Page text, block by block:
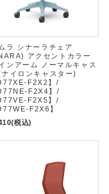
ラ シナーラチェア
アクセントカラー
ンアーム ノーマルキャス
ナイロンキャスター)
F2X2】/
F2X4】/
F2X5】/
F2X6】
(税込)